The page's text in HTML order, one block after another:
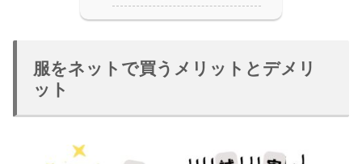
服をネットで買うメリットとデメリ
ット